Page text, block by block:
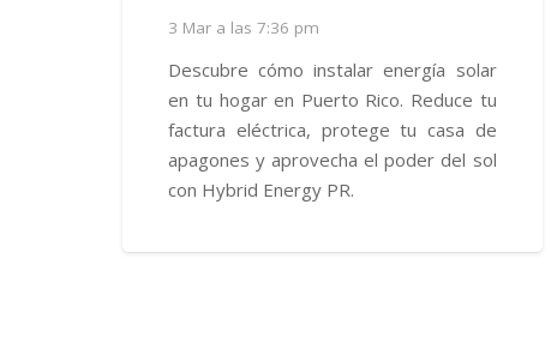
3 Mar a las 7:36 pm
Descubre cómo instalar energía solar
en tu hogar en Puerto Rico. Reduce tu
factura eléctrica, protege tu casa de
apagones y aprovecha el poder del sol
con Hybrid Energy PR.